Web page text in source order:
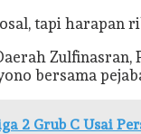
tapi harapan
Zulfinasran,
bersama
2 Grub C Usai